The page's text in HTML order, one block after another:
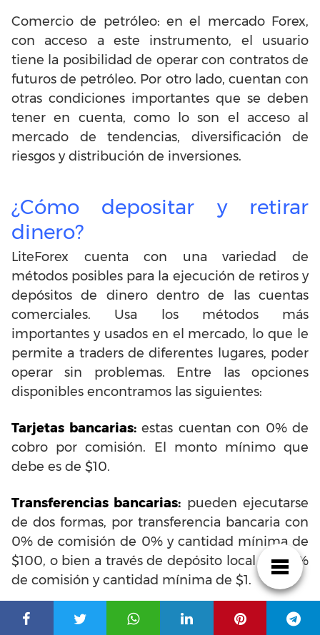
Comercio de petróleo: en el mercado Forex,
con acceso a este instrumento, el usuario
tiene la posibilidad de operar con contratos de
futuros de petróleo. Por otro lado, cuentan con
otras condiciones importantes que se deben
tener en cuenta, como lo son el acceso al
mercado de tendencias, diversificación de
riesgos y distribución de inversiones.
¿Cómo depositar y retirar
dinero?
LiteForex cuenta con una variedad de
métodos posibles para la ejecución de retiros y
depósitos de dinero dentro de las cuentas
comerciales. Usa los métodos más
importantes y usados en el mercado, lo que le
permite a traders de diferentes lugares, poder
operar sin problemas. Entre las opciones
disponibles encontramos las siguientes:
Tarjetas bancarias:estas cuentan con 0% de
cobro por comisión. El monto mínimo que
debe es de $10.
Transferencias bancarias: pueden ejecutarse
de dos formas, por transferencia bancaria con
0% de comisión de 0% y cantidad mínima de
$100, o bien a través de depósito local con 0%
de comisión y cantidad mínima de $1.
Criptomonedas:
cuenta con varias opciones